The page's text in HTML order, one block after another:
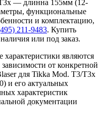
— длинна 155мм (12-
функциональные
и комплектацию,
211-9483. Купить
или под заказ.
являются
от конкретной
для Tikka Mod. T3/T3x
и его актуальных
характеристик
документации